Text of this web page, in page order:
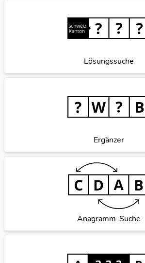
Lösungssuche
Ergänzer
Anagramm-Suche